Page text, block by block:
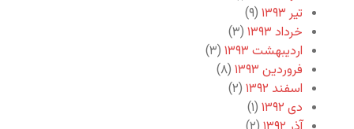
تیر ۱۳۹۳
(۹)
خرداد ۱۳۹۳
(۳)
اردیبهشت ۱۳۹۳
(۳)
فروردین ۱۳۹۳
(۸)
اسفند ۱۳۹۲
(۲)
دی ۱۳۹۲
(۱)